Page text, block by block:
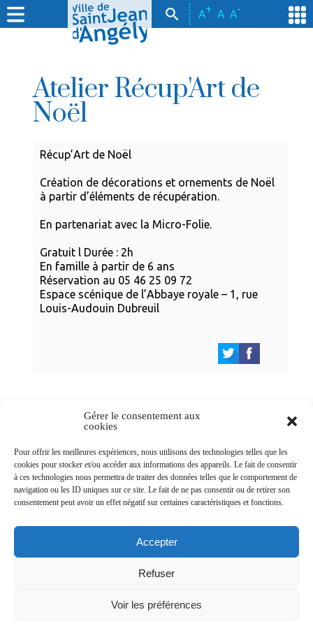
Gérer le consentement aux
cookies
Pour offrir les meilleures expériences, nous utilisons des technologies telles que les
cookies pour stocker et/ou accéder aux informations des appareils. Le fait de consentir
à ces technologies nous permettra de traiter des données telles que le comportement de
navigation ou les ID uniques sur ce site. Le fait de ne pas consentir ou de retirer son
consentement peut avoir un effet négatif sur certaines caractéristiques et fonctions.
Accepter
Refuser
Voir les préférences
A+ A A-
Atelier Récup'Art de
Noël
Récup’Art de Noël
Création de décorations et ornements de Noël
à partir d’éléments de récupération.
En partenariat avec la Micro-Folie.
Gratuit l Durée : 2h
En famille à partir de 6 ans
Réservation au 05 46 25 09 72
Espace scénique de l’Abbaye royale – 1, rue
Louis-Audouin Dubreuil
Newsletters
Abonnez-vous à la newsletter
>
© Ville de Saint-Jean-d'Angély 2026
Découvrir la ville